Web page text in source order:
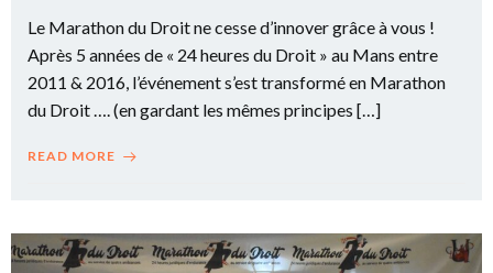
Le Marathon du Droit ne cesse d’innover grâce à vous !
Après 5 années de « 24 heures du Droit » au Mans entre
2011 & 2016, l’événement s’est transformé en Marathon
du Droit …. (en gardant les mêmes principes […]
READ MORE